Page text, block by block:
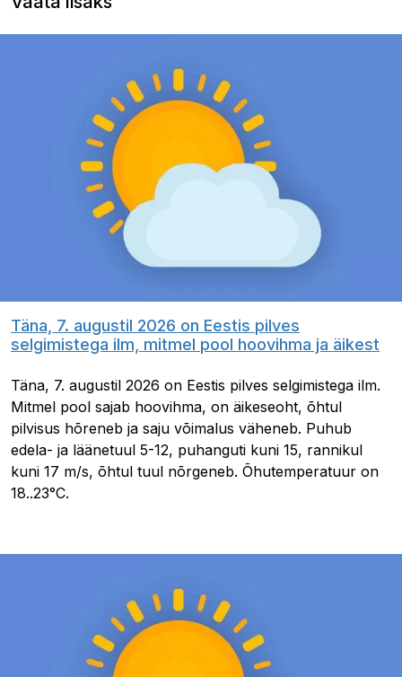
Täna, 7. augustil 2026 on Eestis pilves
selgimistega ilm, mitmel pool hoovihma ja äikest
Täna, 7. augustil 2026 on Eestis pilves selgimistega ilm.
Mitmel pool sajab hoovihma, on äikeseoht, õhtul
pilvisus hõreneb ja saju võimalus väheneb. Puhub
edela- ja läänetuul 5-12, puhanguti kuni 15, rannikul
kuni 17 m/s, õhtul tuul nõrgeneb. Õhutemperatuur on
18..23°C.